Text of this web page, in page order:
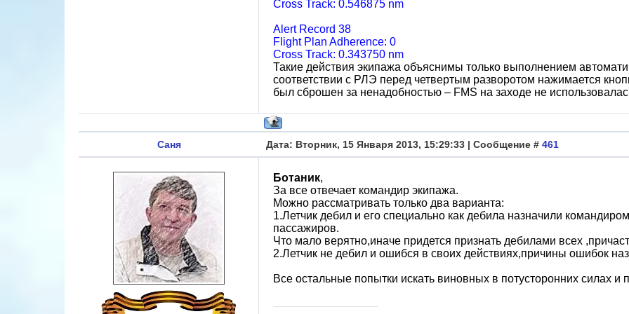
Cross Track: 0.546875 nm
Alert Record 38
Flight Plan Adherence: 0
Cross Track: 0.343750 nm
Такие действия экипажа объяснимы только выполнением
соответствии с РЛЭ перед четвертым разворотом нажимается
был сброшен за ненадобностью – FMS на заходе не
Саня Дата: Вторник, 15 Января 2013, 15:29:33 | Сообщение # 461
Ботаник,
За все отвечает командир экипажа.
Можно рассматривать только два варианта:
1.Летчик дебил и его специально как дебила назначили
пассажиров.
Что мало верятно,иначе придется признать дебилами всех
2.Летчик не дебил и ошибся в своих действиях,причины ошибок
Все остальные попытки искать виновных в потусторонних силах и